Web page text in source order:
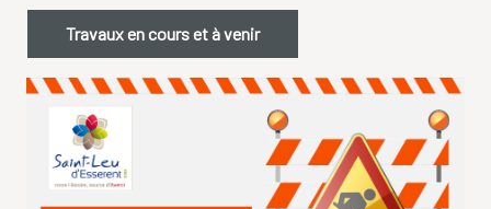
Travaux en cours et à venir